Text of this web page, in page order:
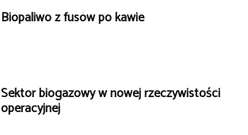
Biopaliwo z fusów po kawie
Sektor biogazowy w nowej rzeczywistości
operacyjnej